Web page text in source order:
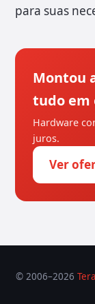
para suas
Montou
tudo em
Hardware
juros.
Ver
© 2006–2026